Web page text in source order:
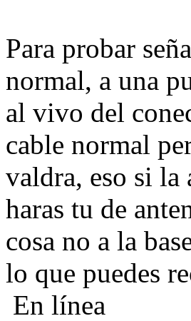
Para probar
normal, a una
al vivo del
cable normal
valdra, eso si la
haras tu de
cosa no a la
lo que puedes
En línea